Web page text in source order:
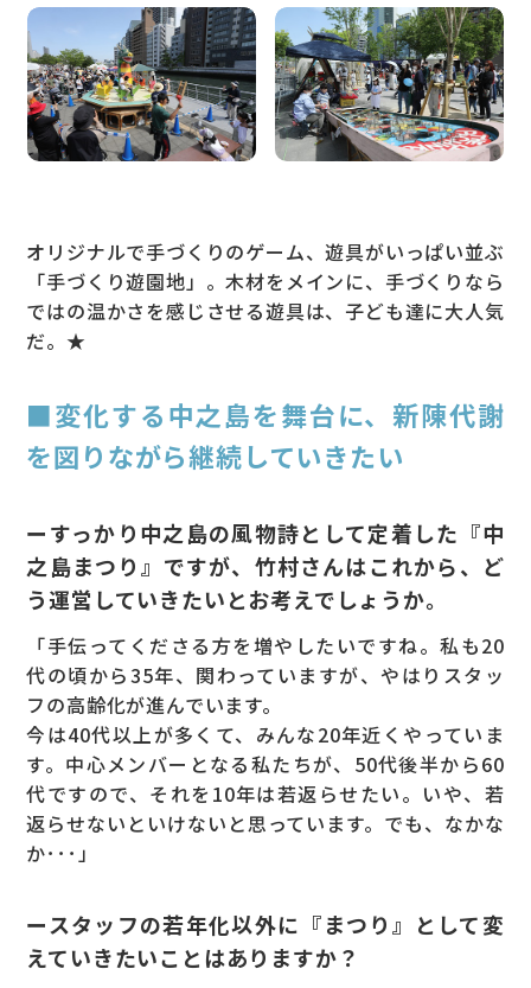
オリジナルで手づくりのゲーム、遊具がいっぱい並ぶ
「手づくり遊園地」。木材をメインに、手づくりなら
ではの温かさを感じさせる遊具は、子ども達に大人気
だ。★
■変化する中之島を舞台に、新陳代謝
を図りながら継続していきたい
ーすっかり中之島の風物詩として定着した『中
之島まつり』ですが、竹村さんはこれから、ど
う運営していきたいとお考えでしょうか。
「手伝ってくださる方を増やしたいですね。私も20
代の頃から35年、関わっていますが、やはりスタッ
フの高齢化が進んでいます。
今は40代以上が多くて、みんな20年近くやっていま
す。中心メンバーとなる私たちが、50代後半から60
代ですので、それを10年は若返らせたい。いや、若
返らせないといけないと思っています。でも、なかな
か･･･」
ースタッフの若年化以外に『まつり』として変
えていきたいことはありますか？